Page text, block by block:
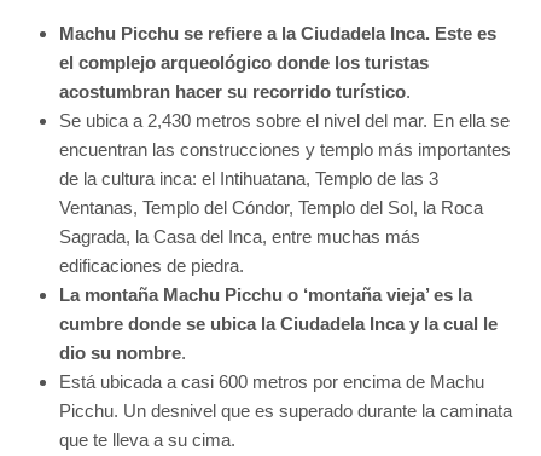
Machu Picchu se refiere a la Ciudadela Inca. Este es
el complejo arqueológico donde los turistas
acostumbran hacer su recorrido turístico.
Se ubica a 2,430 metros sobre el nivel del mar. En ella se
encuentran las construcciones y templo más importantes
de la cultura inca: el Intihuatana, Templo de las 3
Ventanas, Templo del Cóndor, Templo del Sol, la Roca
Sagrada, la Casa del Inca, entre muchas más
edificaciones de piedra.
La montaña Machu Picchu o ‘montaña vieja’ es la
cumbre donde se ubica la Ciudadela Inca y la cual le
dio su nombre.
Está ubicada a casi 600 metros por encima de Machu
Picchu. Un desnivel que es superado durante la caminata
que te lleva a su cima.